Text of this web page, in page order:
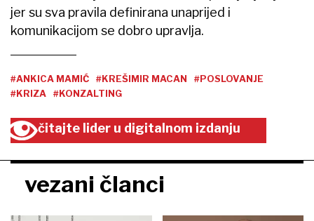
jer su sva pravila definirana unaprijed i
komunikacijom se dobro upravlja.
#ANKICA MAMIĆ #KREŠIMIR MACAN
#POSLOVANJE
#KRIZA
#KONZALTING
čitajte lider u digitalnom izdanju
vezani članci